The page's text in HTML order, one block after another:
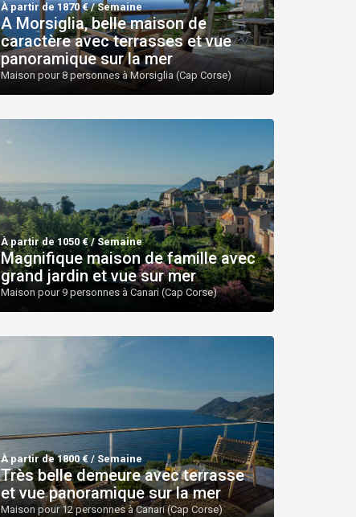
À partir de 1870 € / Semaine
A Morsiglia, belle maison de
caractère avec terrasses et vue
panoramique sur la mer
Maison pour 8 personnes à Morsiglia (Cap Corse)
À partir de 1050 € / Semaine
Magnifique maison de famille avec
grand jardin et vue sur mer
Maison pour 9 personnes à Canari (Cap Corse)
À partir de 1800 € / Semaine
Très belle demeure avec terrasse
et vue panoramique sur la mer
Maison pour 12 personnes à Canari (Cap Corse)